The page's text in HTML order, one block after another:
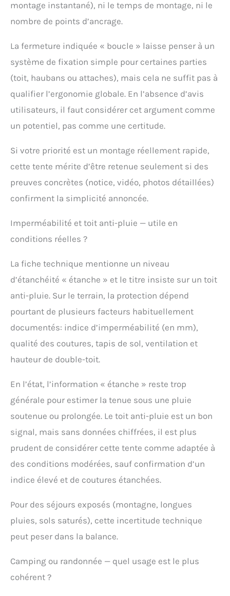
dans les 12 heures.
montage instantané), ni le temps de montage, ni le
nombre de points d’ancrage.
La fermeture indiquée « boucle » laisse penser à un
système de fixation simple pour certaines parties
(toit, haubans ou attaches), mais cela ne suffit pas à
qualifier l’ergonomie globale. En l’absence d’avis
utilisateurs, il faut considérer cet argument comme
un potentiel, pas comme une certitude.
Si votre priorité est un montage réellement rapide,
cette tente mérite d’être retenue seulement si des
preuves concrètes (notice, vidéo, photos détaillées)
confirment la simplicité annoncée.
Imperméabilité et toit anti-pluie — utile en
conditions réelles ?
La fiche technique mentionne un niveau
d’étanchéité « étanche » et le titre insiste sur un toit
anti-pluie. Sur le terrain, la protection dépend
pourtant de plusieurs facteurs habituellement
documentés: indice d’imperméabilité (en mm),
qualité des coutures, tapis de sol, ventilation et
hauteur de double-toit.
En l’état, l’information « étanche » reste trop
générale pour estimer la tenue sous une pluie
soutenue ou prolongée. Le toit anti-pluie est un bon
signal, mais sans données chiffrées, il est plus
prudent de considérer cette tente comme adaptée à
des conditions modérées, sauf confirmation d’un
indice élevé et de coutures étanchées.
Pour des séjours exposés (montagne, longues
pluies, sols saturés), cette incertitude technique
peut peser dans la balance.
Camping ou randonnée — quel usage est le plus
cohérent ?